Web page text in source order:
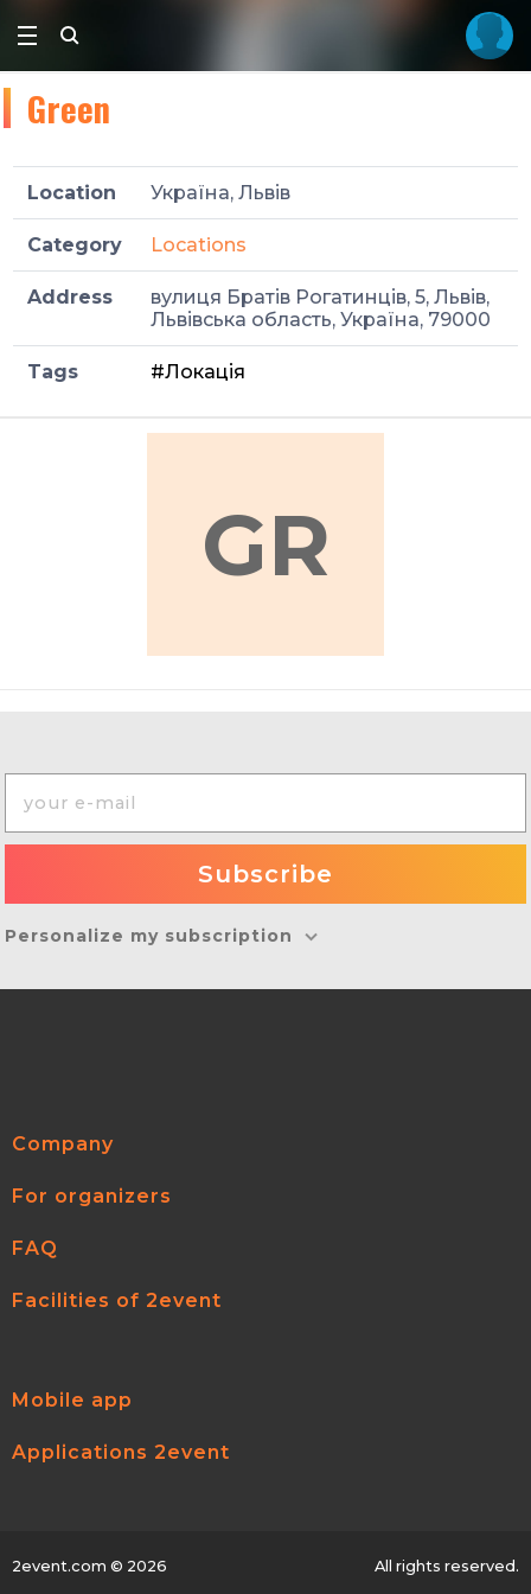
Green
Location Україна, Львів
Category Locations
Address
вулиця Братів Рогатинців, 5, Львів,
Львівська область, Україна, 79000
Tags #Локація
GR
Personalize my subscription
Company
For organizers
FAQ
Facilities of 2event
Mobile app
Applications 2event
2event.com © 2026 All rights reserved.